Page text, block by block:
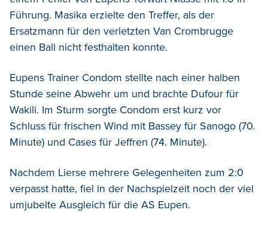
Führung. Masika erzielte den Treffer, als der
Ersatzmann für den verletzten Van Crombrugge
einen Ball nicht festhalten konnte.
Eupens Trainer Condom stellte nach einer halben
Stunde seine Abwehr um und brachte Dufour für
Wakili. Im Sturm sorgte Condom erst kurz vor
Schluss für frischen Wind mit Bassey für Sanogo (70.
Minute) und Cases für Jeffren (74. Minute).
Nachdem Lierse mehrere Gelegenheiten zum 2:0
verpasst hatte, fiel in der Nachspielzeit noch der viel
umjubelte Ausgleich für die AS Eupen.